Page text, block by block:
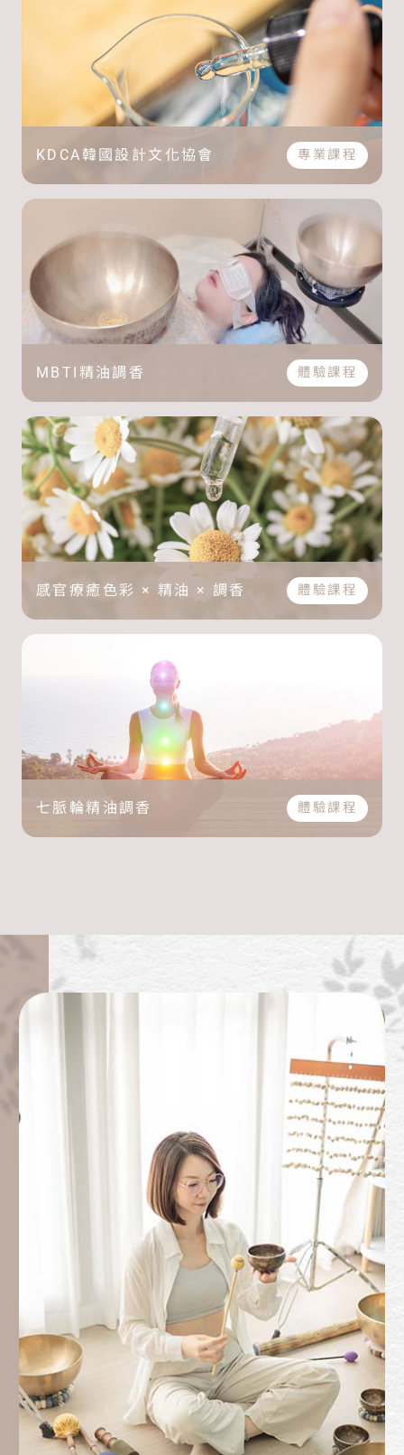
KDCA韓國設計文化協會 專業課程
MBTI 精油調香 體驗課程
感官療癒 色彩 × 精油 × 調香 體驗課程
七脈輪精油調香 體驗課程